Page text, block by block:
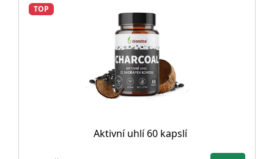
TOP
Aktivní uhlí 60 kapslí